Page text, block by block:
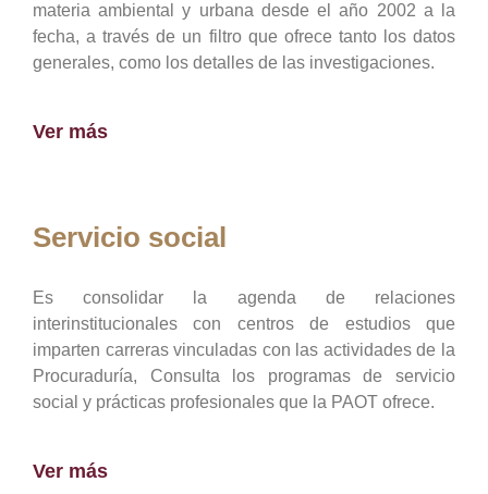
materia ambiental y urbana desde el año 2002 a la
fecha, a través de un filtro que ofrece tanto los datos
generales, como los detalles de las investigaciones.
Ver más
Servicio social
Es consolidar la agenda de relaciones
interinstitucionales con centros de estudios que
imparten carreras vinculadas con las actividades de la
Procuraduría, Consulta los programas de servicio
social y prácticas profesionales que la PAOT ofrece.
Ver más